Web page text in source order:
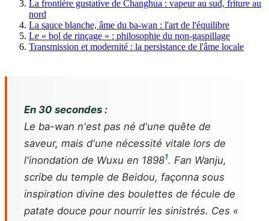
La frontière gustative de Changhua : vapeur au sud, friture au
nord
La sauce blanche, âme du ba-wan : l'art de l'équilibre
Le « bol de rinçage » : philosophie du non-gaspillage
Transmission et modernité : la persistance de l'âme locale
En 30 secondes :
Le ba-wan n'est pas né d'une quête de
saveur, mais d'une nécessité vitale lors de
l'inondation de Wuxu en 18981. Fan Wanju,
scribe du temple de Beidou, façonna sous
inspiration divine des boulettes de fécule de
patate douce pour nourrir les sinistrés. Ces «